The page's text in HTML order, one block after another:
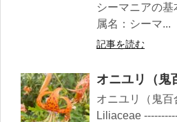
シーマニアの
属名：シーマ...
記事を読む
オニユリ（鬼
オニユリ（鬼
Liliaceae